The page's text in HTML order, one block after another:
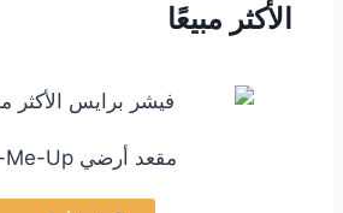
الأكثر مبيعًا
مقعد أرضي Sit-Me-Up